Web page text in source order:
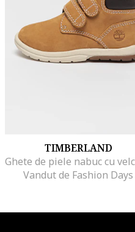
TIMBERLAND
Vandut de Fashion Days